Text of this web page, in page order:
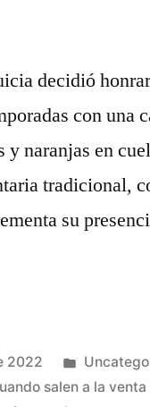
decidió
con una
naranjas en
tradicional,
su
2022
Publicado
en
salen a la